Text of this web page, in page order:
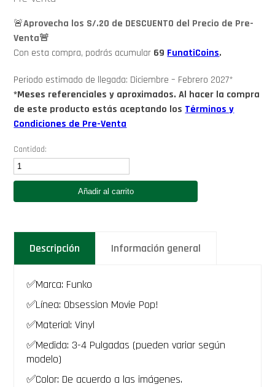
🚨Aprovecha los S/.20 de DESCUENTO del Precio de Pre-
Venta🚨
Con esta compra, podrás acumular 69 FunatiCoins.
Periodo estimado de llegada: Diciembre – Febrero 2027*
*Meses referenciales y aproximados. Al hacer la compra
de este producto estás aceptando los Términos y
Condiciones de Pre-Venta
Cantidad:
Funko
Nikki
(Bloddy)
Obsession
freeman
ensangrentada
2025
PREVENTA
cantidad
Añadir al carrito
Descripción Información general
✅Marca: Funko
✅Línea: Obsession Movie Pop!
✅Material: Vinyl
✅Medida: 3-4 Pulgadas (pueden variar según
modelo)
✅Color: De acuerdo a las imágenes.